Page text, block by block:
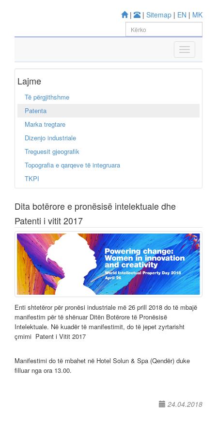
| | Sitemap | EN | MK
Lajme
Të përgjithshme
Patenta
Marka tregtare
Dizenjo industriale
Treguesit gjeografik
Topografia e qarqeve të integruara
TKPI
Dita botërore e pronësisë intelektuale dhe
Patenti i vitit 2017
Enti shtetëror për pronësi industriale më 26 prill 2018 do të mbajë
manifestim për të shënuar Ditën Botërore të Pronësisë
Intelektuale. Në kuadër të manifestimit, do të jepet zyrtarisht
çmimi Patent i Vitit 2017
Manifestimi do të mbahet në Hotel Solun & Spa (Qendër) duke
filluar nga ora 13.00.
24.04.2018